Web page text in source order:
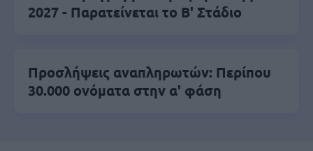
2027 - Παρατείνεται το Β' Στάδιο
Προσλήψεις αναπληρωτών: Περίπου
30.000 ονόματα στην α' φάση